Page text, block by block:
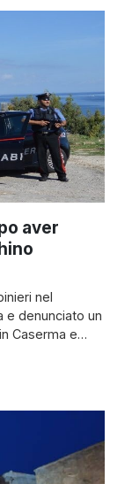
aver
nel
e denunciato un
Caserma e
Tenenza di